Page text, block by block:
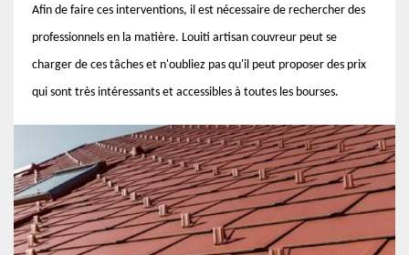
Afin de faire ces interventions, il est nécessaire de rechercher des
professionnels en la matière. Louiti artisan couvreur peut se
charger de ces tâches et n'oubliez pas qu'il peut proposer des prix
qui sont très intéressants et accessibles à toutes les bourses.